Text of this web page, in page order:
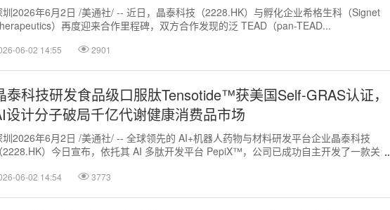
圳2026年6月2日 /美通社/ -- 近日，晶泰科技（2228.HK）与孵化企业希格生科（Signet
）再度迎来合作里程碑，双方合作发现的泛 TEAD（pan-TEAD...
06-02 14:55 2901
泰科技研发食品级口服肽Tensotide™获美国Self-GRAS认证，
设计分子破局千亿代谢健康消费品市场
圳2026年6月2日 /美通社/ -- 全球领先的 AI+机器人药物与材料研发平台企业晶泰科技
（2228.HK）今日宣布，依托其 AI 多肽开发平台 PepiX™，公司已成功自主开发了一款关注
06-02 14:54 3773